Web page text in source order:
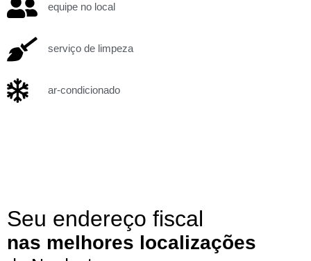
equipe no local
serviço de limpeza
ar-condicionado
Seu endereço fiscal
nas melhores localizações